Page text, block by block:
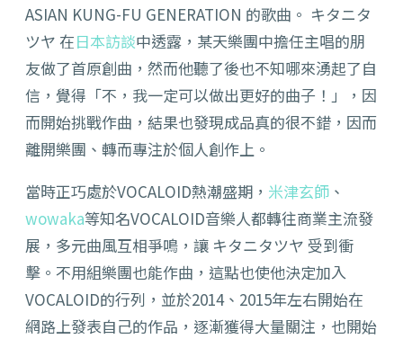
ASIAN KUNG-FU GENERATION 的歌曲。 キタニタ
ツヤ 在日本訪談中透露，某天樂團中擔任主唱的朋
友做了首原創曲，然而他聽了後也不知哪來湧起了自
信，覺得「不，我一定可以做出更好的曲子！」，因
而開始挑戰作曲，結果也發現成品真的很不錯，因而
離開樂團、轉而專注於個人創作上。
當時正巧處於VOCALOID熱潮盛期， 米津玄師 、
wowaka等知名VOCALOID音樂人都轉往商業主流發
展，多元曲風互相爭鳴，讓 キタニタツヤ 受到衝
擊。不用組樂團也能作曲，這點也使他決定加入
VOCALOID的行列，並於2014、2015年左右開始在
網路上發表自己的作品，逐漸獲得大量關注，也開始